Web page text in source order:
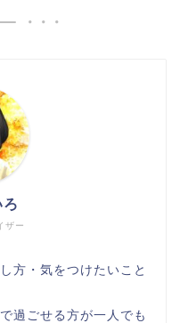
ザー
方・気をつけたいこと
過ごせる方が一人でも